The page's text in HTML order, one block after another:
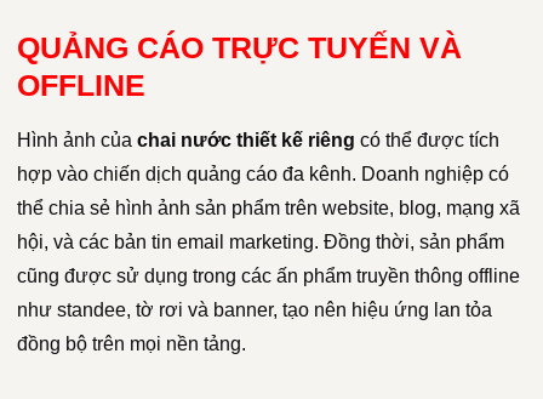
QUẢNG CÁO TRỰC TUYẾN VÀ
OFFLINE
Hình ảnh của chai nước thiết kế riêng có thể được tích
hợp vào chiến dịch quảng cáo đa kênh. Doanh nghiệp có
thể chia sẻ hình ảnh sản phẩm trên website, blog, mạng xã
hội, và các bản tin email marketing. Đồng thời, sản phẩm
cũng được sử dụng trong các ấn phẩm truyền thông offline
như standee, tờ rơi và banner, tạo nên hiệu ứng lan tỏa
đồng bộ trên mọi nền tảng.